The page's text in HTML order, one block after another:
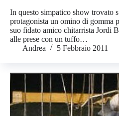
In questo simpatico show trovato
protagonista un omino di gomma
suo fidato amico chitarrista Jordi
alle prese con un tuffo…
Andrea
5 Febbraio 2011